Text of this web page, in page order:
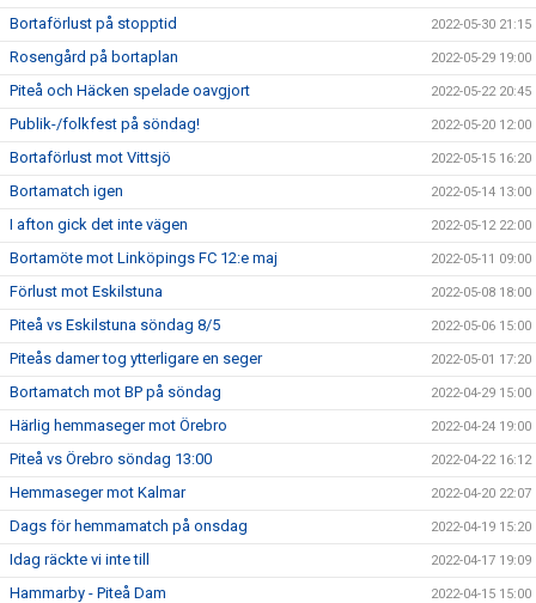
Bortaförlust på stopptid 2022-05-30 21:15
Rosengård på bortaplan 2022-05-29 19:00
Piteå och Häcken spelade oavgjort 2022-05-22 20:45
Publik-/folkfest på söndag! 2022-05-20 12:00
Bortaförlust mot Vittsjö 2022-05-15 16:20
Bortamatch igen 2022-05-14 13:00
I afton gick det inte vägen 2022-05-12 22:00
Bortamöte mot Linköpings FC 12:e maj 2022-05-11 09:00
Förlust mot Eskilstuna 2022-05-08 18:00
Piteå vs Eskilstuna söndag 8/5 2022-05-06 15:00
Piteås damer tog ytterligare en seger 2022-05-01 17:20
Bortamatch mot BP på söndag 2022-04-29 15:00
Härlig hemmaseger mot Örebro 2022-04-24 19:00
Piteå vs Örebro söndag 13:00 2022-04-22 16:12
Hemmaseger mot Kalmar 2022-04-20 22:07
Dags för hemmamatch på onsdag 2022-04-19 15:20
Idag räckte vi inte till 2022-04-17 19:09
Hammarby - Piteå Dam 2022-04-15 15:00